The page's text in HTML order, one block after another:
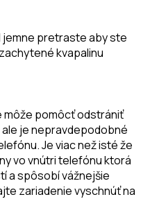
jemne pretraste aby ste
kvapalinu
môže pomôcť odstrániť
je nepravdepodobné
Je viac než isté že
vo vnútri telefónu ktorá
a spôsobí vážnejšie
zariadenie vyschnúť na